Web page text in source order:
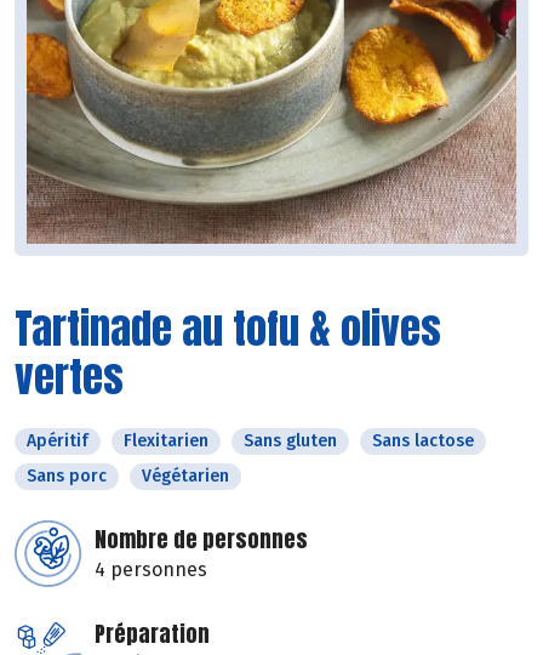
Tartinade au tofu & olives
vertes
Apéritif Flexitarien Sans gluten
Sans lactose
Sans porc
Végétarien
Nombre de personnes
4 personnes
Préparation